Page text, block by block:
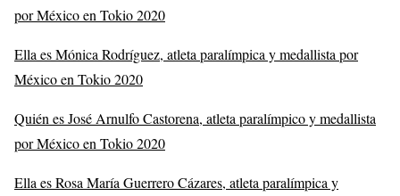
por México en Tokio 2020
Ella es Mónica Rodríguez, atleta paralímpica y medallista por
México en Tokio 2020
Quién es José Arnulfo Castorena, atleta paralímpico y medallista
por México en Tokio 2020
Ella es Rosa María Guerrero Cázares, atleta paralímpica y